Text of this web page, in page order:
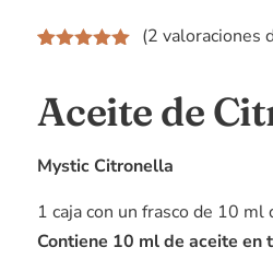
5 basado
en
puntuaciones
(2 valoraciones
Aceite de
Mystic Citronella
1 caja con un frasco de 10 ml
Contiene 10 ml de aceite en